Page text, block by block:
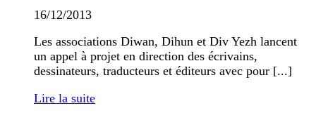
16/12/2013
Les associations Diwan, Dihun et Div Yezh lancent
un appel à projet en direction des écrivains,
dessinateurs, traducteurs et éditeurs avec pour [...]
Lire la suite